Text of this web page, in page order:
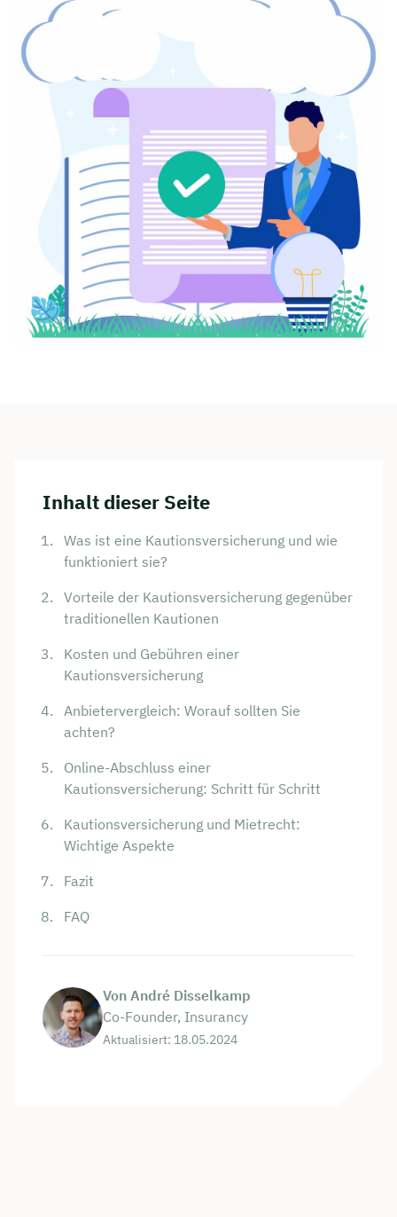
Inhalt dieser Seite
Was ist eine Kautionsversicherung und wie
funktioniert sie?
Vorteile der Kautionsversicherung gegenüber
traditionellen Kautionen
Kosten und Gebühren einer
Kautionsversicherung
Anbietervergleich: Worauf sollten Sie
achten?
Online-Abschluss einer
Kautionsversicherung: Schritt für Schritt
Kautionsversicherung und Mietrecht:
Wichtige Aspekte
Fazit
FAQ
Von André Disselkamp
Co-Founder, Insurancy
Aktualisiert: 18.05.2024